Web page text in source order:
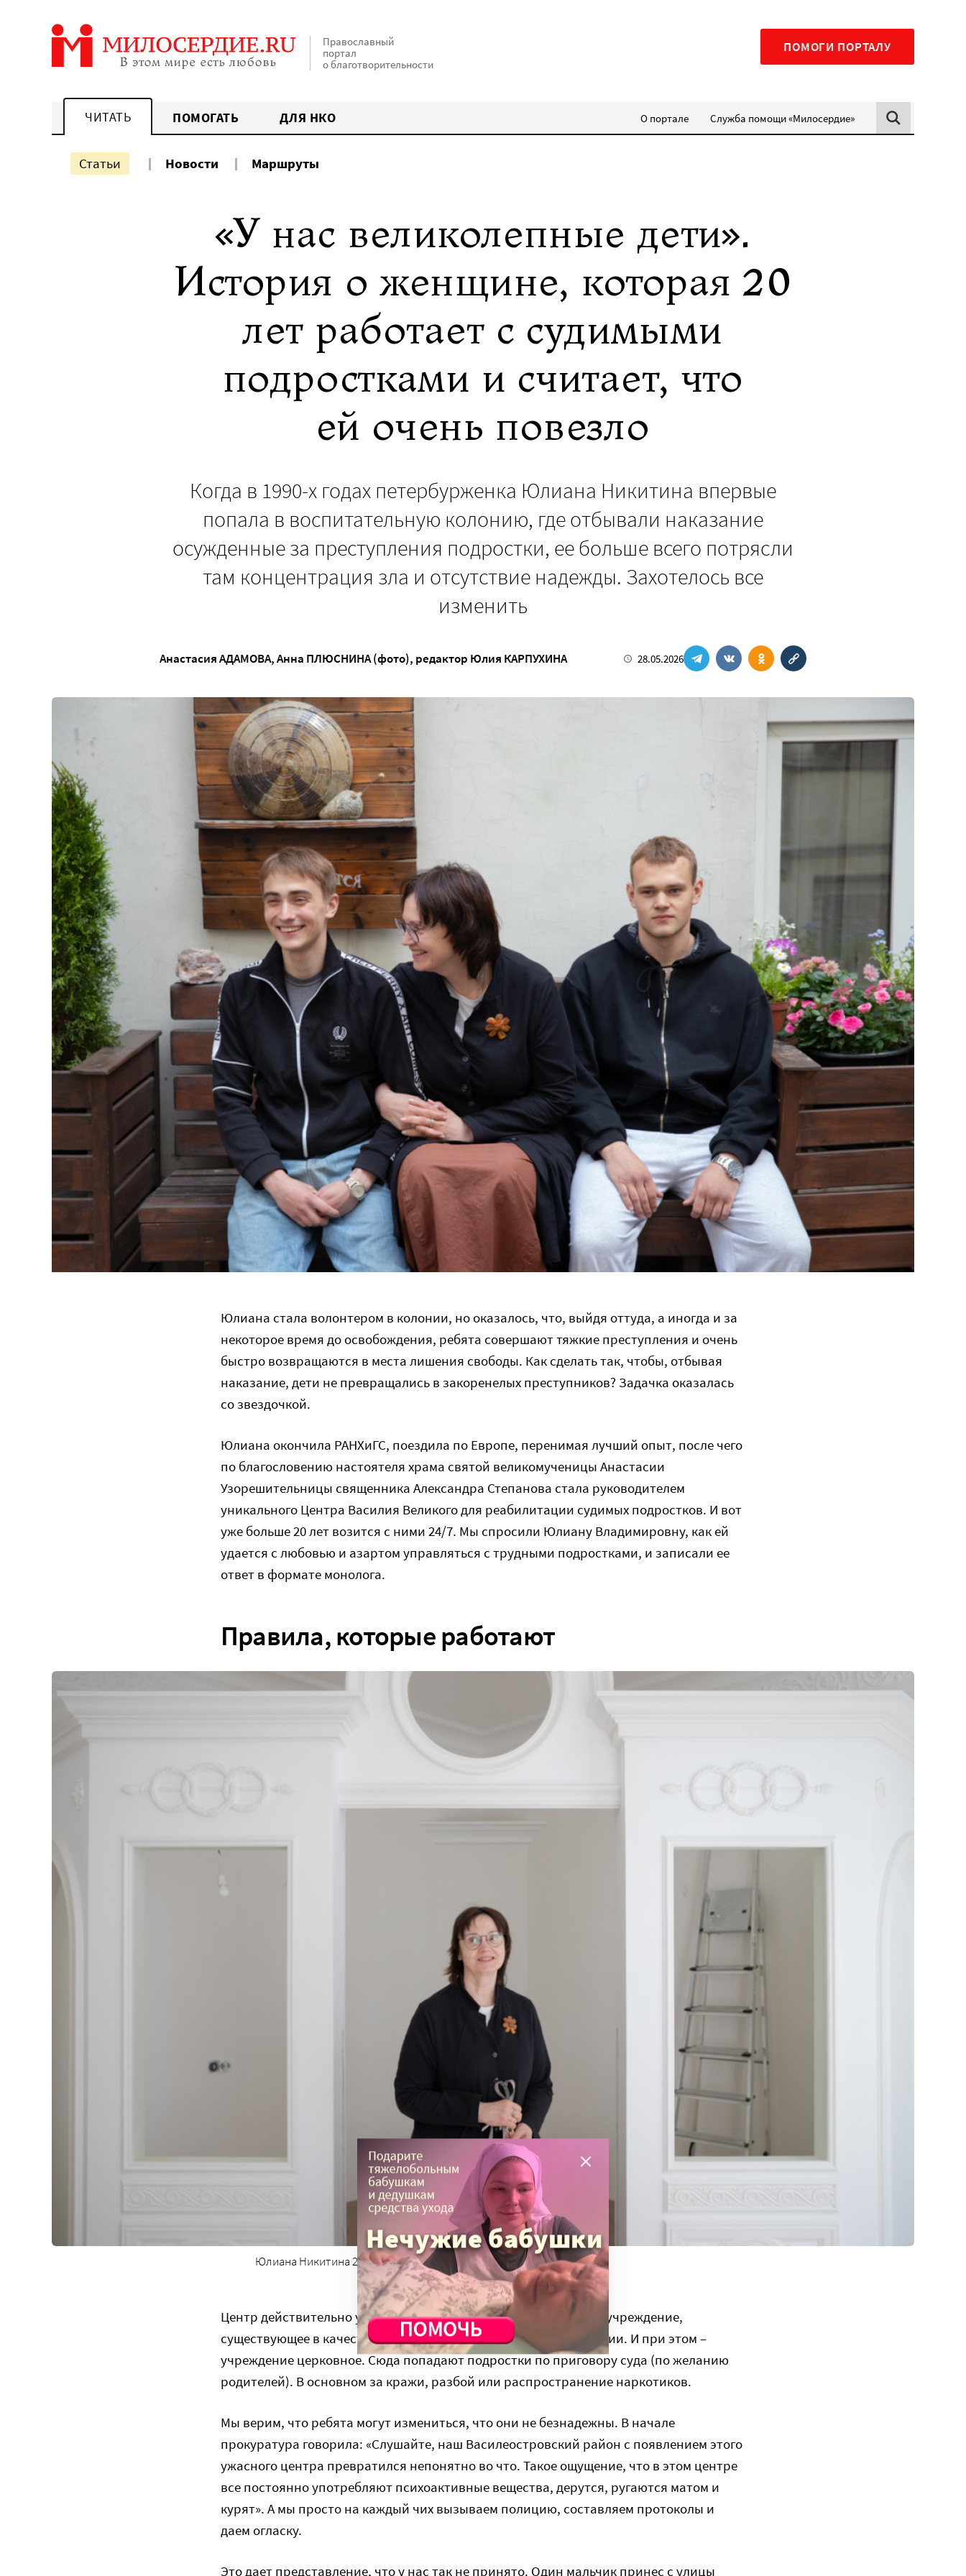
Православный
портал
о благотворительности
ПОМОГИ ПОРТАЛУ
ЧИТАТЬ ПОМОГАТЬ ДЛЯ НКО О портале Служба помощи «Милосердие»
Статьи Новости Маршруты
«У нас великолепные дети».
История о женщине, которая 20
лет работает с судимыми
подростками и считает, что
ей очень повезло
Когда в 1990-х годах петербурженка Юлиана Никитина впервые
попала в воспитательную колонию, где отбывали наказание
осужденные за преступления подростки, ее больше всего потрясли
там концентрация зла и отсутствие надежды. Захотелось все
изменить
Анастасия АДАМОВА,Анна ПЛЮСНИНА (фото), редактор Юлия КАРПУХИНА 28.05.2026
Юлиана стала волонтером в колонии, но оказалось, что, выйдя оттуда, а иногда и за
некоторое время до освобождения, ребята совершают тяжкие преступления и очень
быстро возвращаются в места лишения свободы. Как сделать так, чтобы, отбывая
наказание, дети не превращались в закоренелых преступников? Задачка оказалась
со звездочкой.
Юлиана окончила РАНХиГС, поездила по Европе, перенимая лучший опыт, после чего
по благословению настоятеля храма святой великомученицы Анастасии
Узорешительницы священника Александра Степанова стала руководителем
уникального Центра Василия Великого для реабилитации судимых подростков. И вот
уже больше 20 лет возится с ними 24/7. Мы спросили Юлиану Владимировну, как ей
удается с любовью и азартом управляться с трудными подростками, и записали ее
ответ в формате монолога.
Правила, которые работают
Юлиана Никитина 22 года возглавляет Центр Василия Великого
Центр действительно уникальный. Это единственное в России учреждение,
существующее в качестве альтернативы воспитательной колонии. И при этом –
учреждение церковное. Сюда попадают подростки по приговору суда (по желанию
родителей). В основном за кражи, разбой или распространение наркотиков.
Мы верим, что ребята могут измениться, что они не безнадежны. В начале
прокуратура говорила: «Слушайте, наш Василеостровский район с появлением этого
ужасного центра превратился непонятно во что. Такое ощущение, что в этом центре
все постоянно употребляют психоактивные вещества, дерутся, ругаются матом и
курят». А мы просто на каждый чих вызываем полицию, составляем протоколы и
даем огласку.
Это дает представление, что у нас так не принято. Один мальчик принес с улицы